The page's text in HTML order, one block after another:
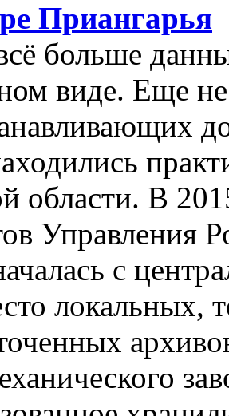
Приангарья
больше
виде. Еще
области. В
Управления
с
локальных,